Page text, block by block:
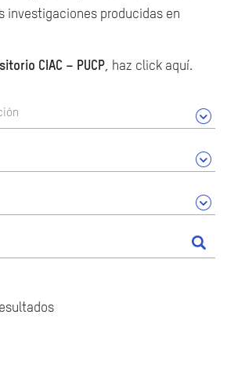
investigaciones producidas en
CIAC – PUCP, haz click aquí.